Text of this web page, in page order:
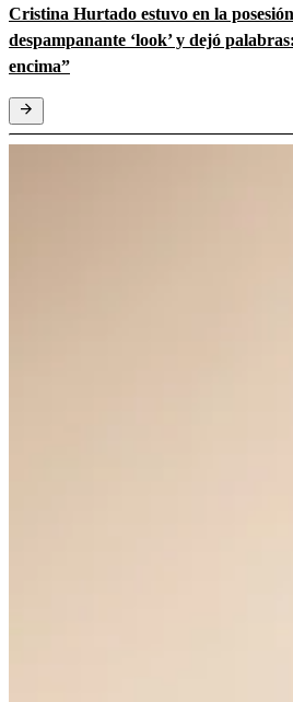
Cristina Hurtado estuvo en la
despampanante ‘look’ y dejó
encima”